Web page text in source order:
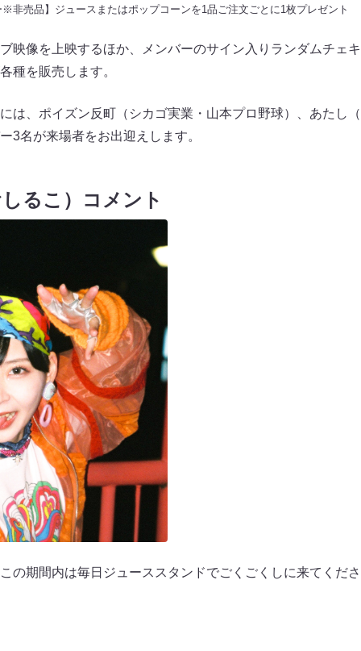
非売品】ジュースまたはポップコーンを1品ご注文ごとに1枚プレゼント
映像を上映するほか、メンバーのサイン入りランダムチェ
種を販売します。
は、ポイズン反町（シカゴ実業・山本プロ野球）、あたし
3名が来場者をお出迎えします。
るこ）コメント
の期間内は毎日ジューススタンドでごくごくしに来てくだ